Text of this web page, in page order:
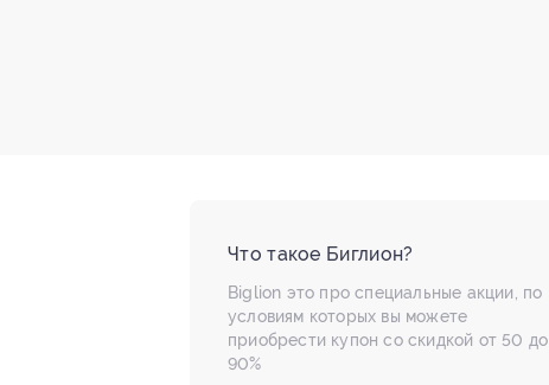
Что такое Биглион?
Biglion это про специальные акции, по
условиям которых вы можете
приобрести купон со скидкой от 50 до
90%